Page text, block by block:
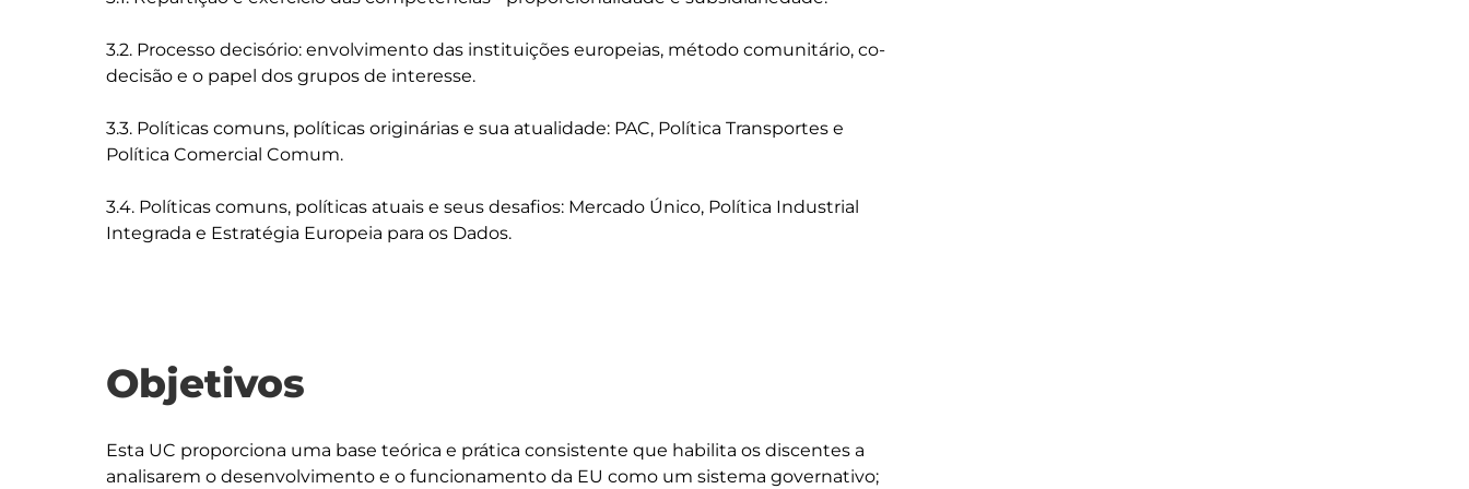
3.2. Processo decisório: envolvimento das instituições europeias, método comunitário, co-
decisão e o papel dos grupos de interesse.
3.3. Políticas comuns, políticas originárias e sua atualidade: PAC, Política Transportes e
Política Comercial Comum.
3.4. Políticas comuns, políticas atuais e seus desafios: Mercado Único, Política Industrial
Objetivos
Esta UC proporciona uma base teórica e prática consistente que habilita os discentes a
analisarem o desenvolvimento e o funcionamento da EU como um sistema governativo;